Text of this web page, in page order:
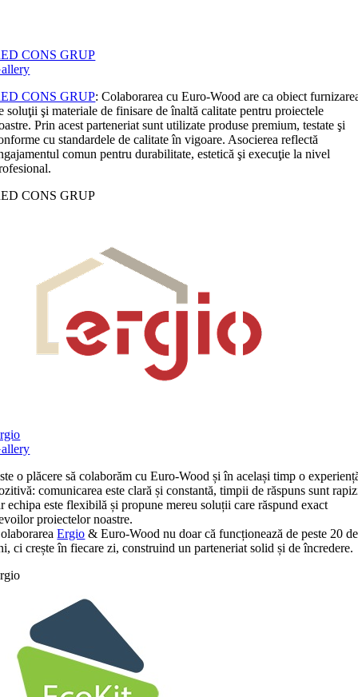
CONS GRUP
CONS GRUP: Colaborarea cu Euro-Wood are ca obiect
soluţii şi materiale de finisare de înaltă calitate pentru proiectele
Prin acest parteneriat sunt utilizate produse premium, testate şi
cu standardele de calitate în vigoare. Asocierea reflectă
comun pentru durabilitate, estetică şi execuţie la nivel
CONS GRUP
o plăcere să colaborăm cu Euro-Wood și în același timp o
comunicarea este clară și constantă, timpii de răspuns sunt
echipa este flexibilă și propune mereu soluții care răspund exact
proiectelor noastre.
Ergio & Euro-Wood nu doar că funcționează de peste 20 de
ci crește în fiecare zi, construind un parteneriat solid și de încredere.